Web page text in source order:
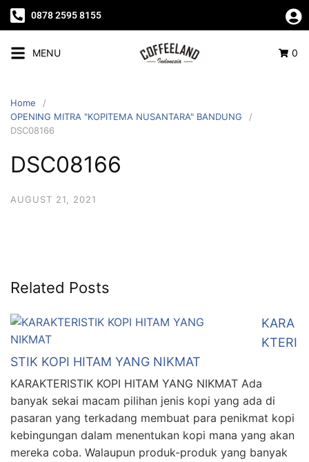
0878 2595 8155
MENU 0
Home
OPENING MITRA "KOPITEMA NUSANTARA" BANDUNG
DSC08166
DSC08166
AUGUST 21, 2021
Related Posts
KARA
KTERI
STIK KOPI HITAM YANG NIKMAT
KARAKTERISTIK KOPI HITAM YANG NIKMAT Ada
banyak sekai macam pilihan jenis kopi yang ada di
pasaran yang terkadang membuat para penikmat kopi
kebingungan dalam menentukan kopi mana yang akan
mereka coba. Walaupun produk-produk yang banyak